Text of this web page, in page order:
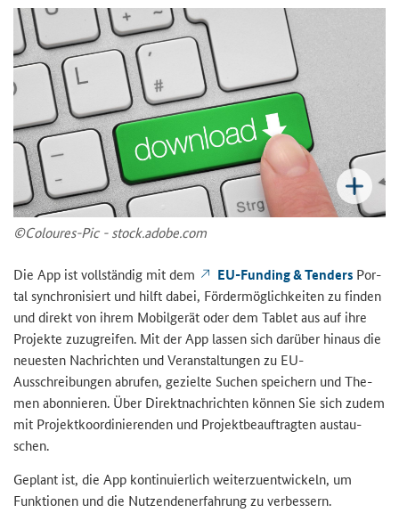
©Coloures-​Pic - stock.adobe.com
Die App ist voll­stän­dig mit dem EU-Funding & Tenders Por­
tal syn­chro­ni­siert und hilft dabei, För­der­mög­lich­kei­ten zu fin­den
und di­rekt von ihrem Mo­bil­ge­rät oder dem Ta­blet aus auf ihre
Pro­jek­te zu­zu­grei­fen. Mit der App las­sen sich dar­über hin­aus die
neu­es­ten Nach­rich­ten und Ver­an­stal­tun­gen zu EU-​
Ausschreibungen ab­ru­fen, ge­ziel­te Su­chen spei­chern und The­
men abon­nie­ren. Über Di­rekt­nach­rich­ten kön­nen Sie sich zudem
mit Pro­jekt­ko­or­di­nie­ren­den und Pro­jekt­be­auf­trag­ten aus­tau­
schen.
Ge­plant ist, die App kon­ti­nu­ier­lich wei­ter­zu­ent­wi­ckeln, um
Funk­tio­nen und die Nut­zen­den­er­fah­rung zu ver­bes­sern.